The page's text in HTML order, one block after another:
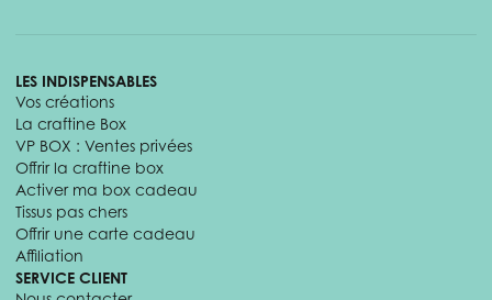
LES INDISPENSABLES
Vos créations
La craftine Box
VP BOX : Ventes privées
Offrir la craftine box
Activer ma box cadeau
Tissus pas chers
Offrir une carte cadeau
Affiliation
SERVICE CLIENT